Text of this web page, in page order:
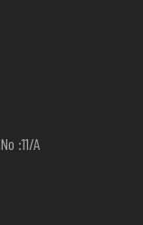
:11/A